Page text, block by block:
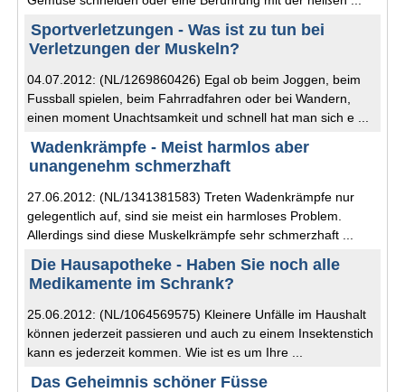
Sportverletzungen - Was ist zu tun bei
Verletzungen der Muskeln?
04.07.2012: (NL/1269860426) Egal ob beim Joggen, beim
Fussball spielen, beim Fahrradfahren oder bei Wandern,
einen moment Unachtsamkeit und schnell hat man sich e ...
Wadenkrämpfe - Meist harmlos aber
unangenehm schmerzhaft
27.06.2012: (NL/1341381583) Treten Wadenkrämpfe nur
gelegentlich auf, sind sie meist ein harmloses Problem.
Allerdings sind diese Muskelkrämpfe sehr schmerzhaft ...
Die Hausapotheke - Haben Sie noch alle
Medikamente im Schrank?
25.06.2012: (NL/1064569575) Kleinere Unfälle im Haushalt
können jederzeit passieren und auch zu einem Insektenstich
kann es jederzeit kommen. Wie ist es um Ihre ...
Das Geheimnis schöner Füsse